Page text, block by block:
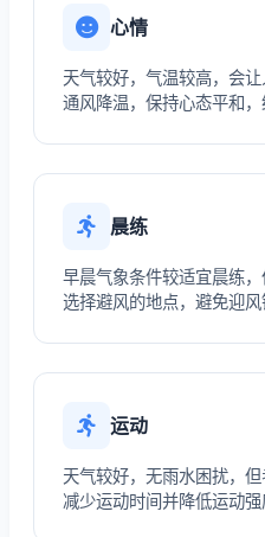
心情
天气较好，气温较高，会
通风降温，保持心态平和，
晨练
早晨气象条件较适宜晨练
选择避风的地点，避免迎风
运动
天气较好，无雨水困扰，
减少运动时间并降低运动强